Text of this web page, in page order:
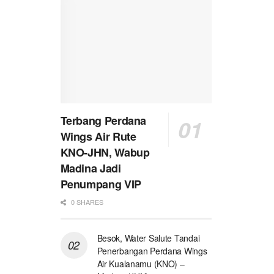
Terbang Perdana
Wings Air Rute
KNO-JHN, Wabup
Madina Jadi
Penumpang VIP
0 SHARES
Besok, Water Salute Tandai
Penerbangan Perdana Wings
Air Kualanamu (KNO) –